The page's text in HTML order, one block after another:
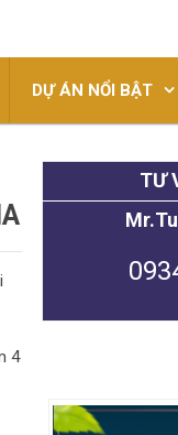
DỰ ÁN NỔI BẬT
4
TƯ